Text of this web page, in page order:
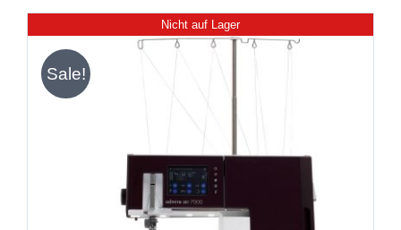
Nicht auf Lager
Sale!
DETAILS